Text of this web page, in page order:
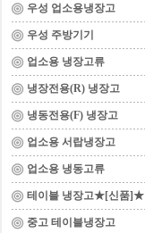
우성 업소용냉장고
우성 주방기기
업소용 냉장고류
냉장전용(R) 냉장고
냉동전용(F) 냉장고
업소용 서랍냉장고
업소용 냉동고류
테이블 냉장고★[신품]★
중고 테이블냉장고